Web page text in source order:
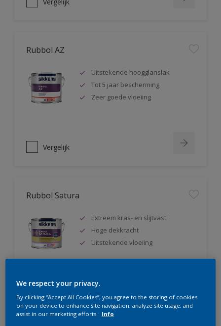
Rubbol AZ
Uitstekende hoogglanslak
Tot 5 jaar bescherming
Zeer goede vloeiing
Vergelijk
Rubbol Satura
Extreem kras- en slijtvast
Hoge dekkracht
Uitstekende vloeiing
We respect your privacy.
By clicking “Accept All Cookies”, you agree to the storing of cookies
on your device to enhance site navigation, analyze site usage, and
assist in our marketing efforts.
Info